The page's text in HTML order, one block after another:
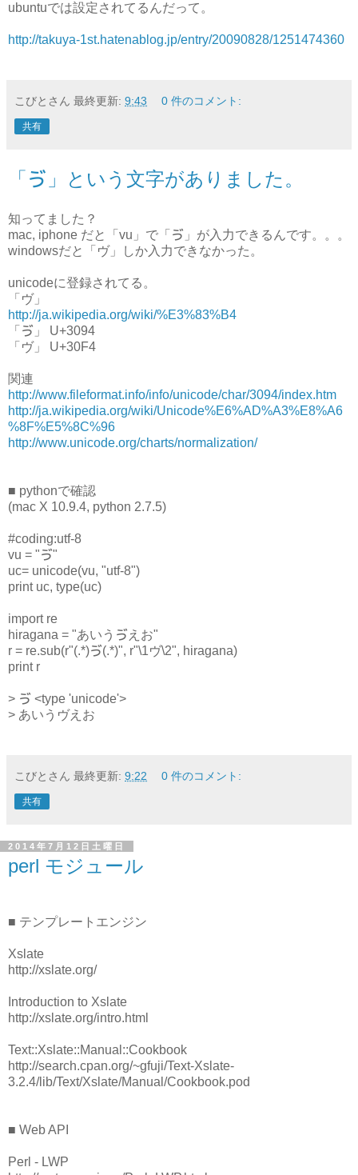
ubuntuでは設定されてるんだって。
http://takuya-1st.hatenablog.jp/entry/20090828/1251474360
こびとさん 最終更新: 9:43 0 件のコメント:
共有
「ゔ」という文字がありました。
知ってました？
mac, iphone だと「vu」で「ゔ」が入力できるんです。。。
windowsだと「ヴ」しか入力できなかった。
unicodeに登録されてる。
「ヴ」
http://ja.wikipedia.org/wiki/%E3%83%B4
「ゔ」 U+3094
「ヴ」 U+30F4
関連
http://www.fileformat.info/info/unicode/char/3094/index.htm
http://ja.wikipedia.org/wiki/Unicode%E6%AD%A3%E8%A6
%8F%E5%8C%96
http://www.unicode.org/charts/normalization/
■ pythonで確認
(mac X 10.9.4, python 2.7.5)
#coding:utf-8
vu = "ゔ"
uc= unicode(vu, "utf-8")
print uc, type(uc)
import re
hiragana = "あいうゔえお"
r = re.sub(r"(.*)ゔ(.*)", r"\1ヴ\2", hiragana)
print r
> ゔ <type 'unicode'>
> あいうヴえお
こびとさん 最終更新: 9:22 0 件のコメント:
共有
2014年7月12日土曜日
perl モジュール
■ テンプレートエンジン
Xslate
http://xslate.org/
Introduction to Xslate
http://xslate.org/intro.html
Text::Xslate::Manual::Cookbook
http://search.cpan.org/~gfuji/Text-Xslate-
3.2.4/lib/Text/Xslate/Manual/Cookbook.pod
■ Web API
Perl - LWP